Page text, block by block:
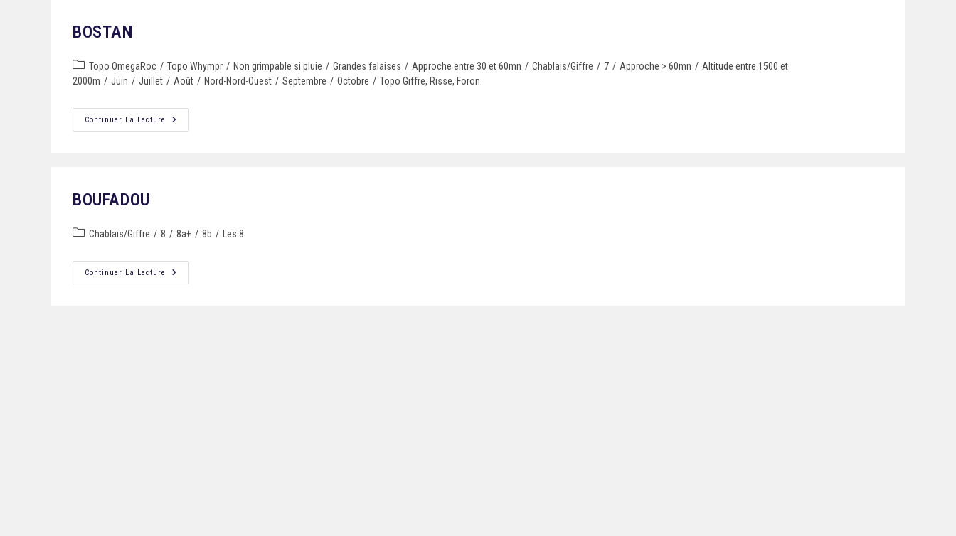
BOSTAN
Topo OmegaRoc / Topo Whympr / Non grimpable si pluie / Grandes falaises / Approche entre 30 et 60mn / Chablais/Giffre / 7 / Approche > 60mn / Altitude entre 1500 et
2000m / Juin / Juillet / Août / Nord-Nord-Ouest / Septembre / Octobre / Topo Giffre, Risse, Foron
Continuer La Lecture
BOUFADOU
Chablais/Giffre / 8 / 8a+ / 8b / Les 8
Continuer La Lecture